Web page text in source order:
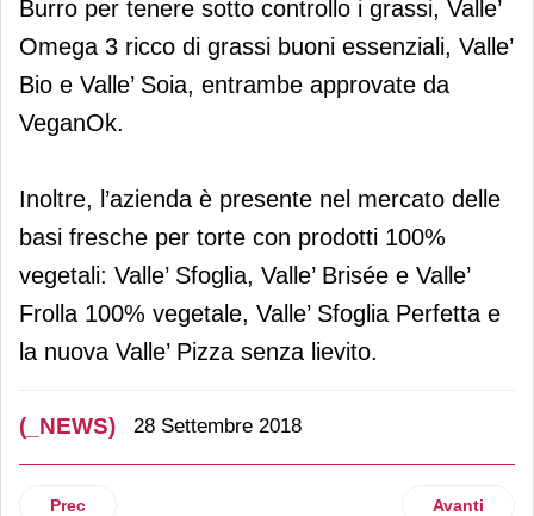
Burro per tenere sotto controllo i grassi, Valle’
Omega 3 ricco di grassi buoni essenziali, Valle’
Bio e Valle’ Soia, entrambe approvate da
VeganOk.
Inoltre, l’azienda è presente nel mercato delle
basi fresche per torte con prodotti 100%
vegetali: Valle’ Sfoglia, Valle’ Brisée e Valle’
Frolla 100% vegetale, Valle’ Sfoglia Perfetta e
la nuova Valle’ Pizza senza lievito.
(_NEWS) 28 Settembre 2018
Articolo precedente: Palletways premia i migliori
Prec Articolo
Avanti